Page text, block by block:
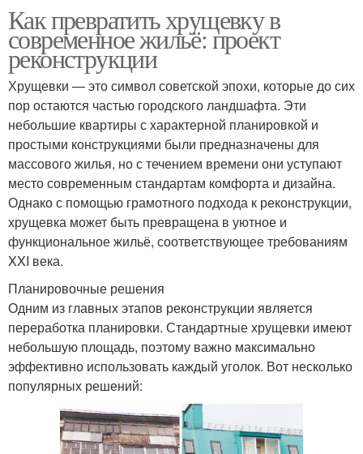
Как превратить хрущевку в
современное жильё: проект
реконструкции
Хрущевки — это символ советской эпохи, которые до сих
пор остаются частью городского ландшафта. Эти
небольшие квартиры с характерной планировкой и
простыми конструкциями были предназначены для
массового жилья, но с течением времени они уступают
место современным стандартам комфорта и дизайна.
Однако с помощью грамотного подхода к реконструкции,
хрущевка может быть превращена в уютное и
функциональное жильё, соответствующее требованиям
XXI века.
Планировочные решения
Одним из главных этапов реконструкции является
переработка планировки. Стандартные хрущевки имеют
небольшую площадь, поэтому важно максимально
эффективно использовать каждый уголок. Вот несколько
популярных решений: